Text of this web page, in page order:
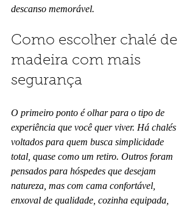
descanso memorável.
Como escolher chalé de
madeira com mais
segurança
O primeiro ponto é olhar para o tipo de
experiência que você quer viver. Há chalés
voltados para quem busca simplicidade
total, quase como um retiro. Outros foram
pensados para hóspedes que desejam
natureza, mas com cama confortável,
enxoval de qualidade, cozinha equipada,